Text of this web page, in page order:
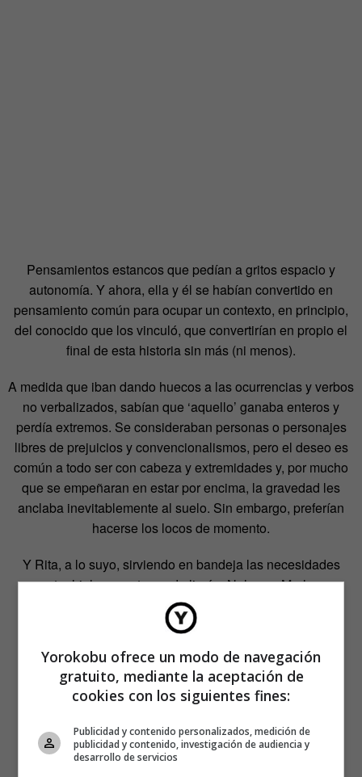
Pensamientos estancos que pedían a gritos espacio y
autonomía. Y ahora, ella y él se habían convertido en
pensamiento común para ocupar un contexto, en principio,
del conocido que los vinculó, que convertirían en propio el
final de esta historia sin más (ni menos).
A medida que iban dando huecos a las ocurrencias y verbos
no verbalizados, sabían que ‘aquello’ ganaba enteros y
perdía extremos. Se consideraban personas o personajes
libres de prejuicios y convencionalismos, pero el deseo es
común a todo ser con cabeza y extremidades y, por mucho
que se empeñaran en estar por encima, la gravedad les
anclaba inevitablemente al suelo. Sin embargo, preferían
hacerse los locos de momento.
Y Rita, a lo suyo, sirviendo en bandeja las necesidades
entre hielos y cortezas de limón. Nelson y Marley,
sencillamente, disfrutaban de este pedazo de realidad
ficción que él y ella les habían brindado y que les hacía
Yorokobu ofrece un modo de navegación
gratuito, mediante la aceptación de
cookies con los siguientes fines:
Publicidad y contenido personalizados, medición de
publicidad y contenido, investigación de audiencia y
desarrollo de servicios